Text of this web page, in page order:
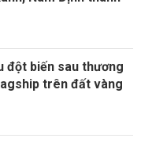
đột biến sau thương
trên đất vàng